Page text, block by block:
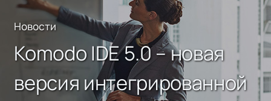
Новости
Komodo IDE 5.0 – новая
версия интегрированной